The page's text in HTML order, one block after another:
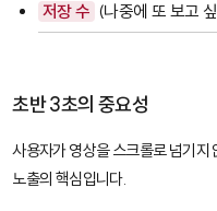
저장 수 (나중에 또 보고
초반 3초의 중요성
사용자가 영상을 스크롤로 넘기지
노출의 핵심입니다.